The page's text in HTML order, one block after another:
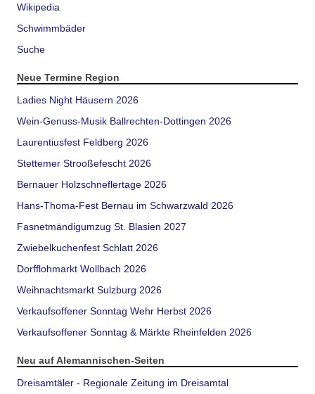
Wikipedia
Schwimmbäder
Suche
Neue Termine Region
Ladies Night Häusern 2026
Wein-Genuss-Musik Ballrechten-Dottingen 2026
Laurentiusfest Feldberg 2026
Stettemer Strooßefescht 2026
Bernauer Holzschneflertage 2026
Hans-Thoma-Fest Bernau im Schwarzwald 2026
Fasnetmändigumzug St. Blasien 2027
Zwiebelkuchenfest Schlatt 2026
Dorfflohmarkt Wollbach 2026
Weihnachtsmarkt Sulzburg 2026
Verkaufsoffener Sonntag Wehr Herbst 2026
Verkaufsoffener Sonntag & Märkte Rheinfelden 2026
Neu auf Alemannischen-Seiten
Dreisamtäler - Regionale Zeitung im Dreisamtal